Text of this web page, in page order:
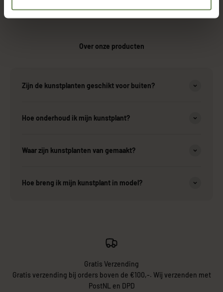
Over onze producten
Zijn de kunstplanten geschikt voor buiten?
Hoe onderhoud ik mijn kunstplant?
Waar zijn kunstplanten van gemaakt?
Hoe breng ik mijn kunstplant in model?
Gratis Verzending
Gratis verzending bij orders boven de €100,-. Wij verzenden met
PostNL en DPD